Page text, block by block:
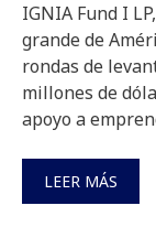
IGNIA Fund I
grande de
rondas de
millones de
apoyo a
LEER MÁS